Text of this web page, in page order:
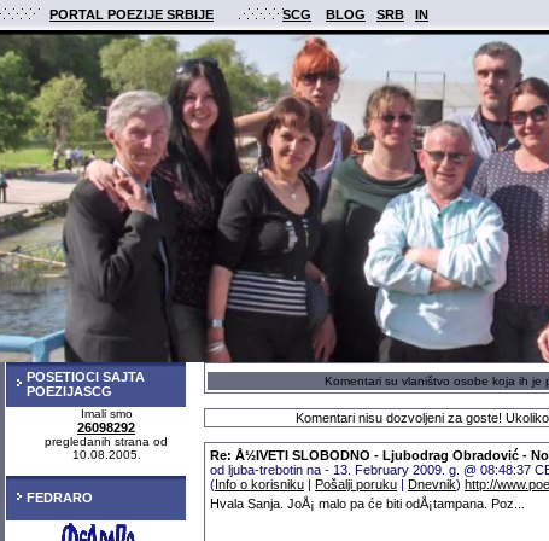
PORTAL POEZIJE SRBIJE SCG BLOG SRB IN
POSETIOCI SAJTA
POEZIJASCG
Imali smo
26098292
pregledanih strana od
10.08.2005.
FEDRARO
Komentari su vlaništvo osobe koja ih je
Komentari nisu dozvoljeni za goste!
Re: Å½IVETI SLOBODNO - Ljubodrag Obradović -
od ljuba-trebotin na - 13. February 2009. g. @ 08:48:37
(Info o korisniku | Pošalji poruku | Dnevnik) http://
Hvala Sanja. JoÅ¡ malo pa će biti odÅ¡tampana. Poz...